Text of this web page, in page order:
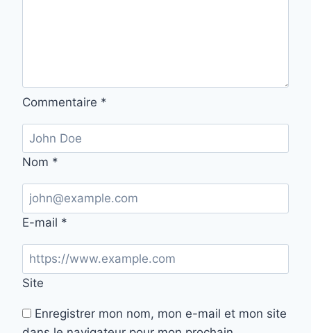
Commentaire *
Nom *
E-mail *
Site
Enregistrer mon nom, mon e-mail et mon site